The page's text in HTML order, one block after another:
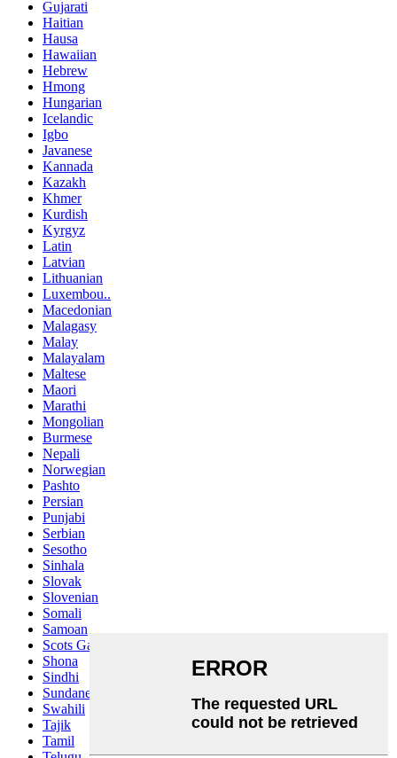
Gujarati
Haitian
Hausa
Hawaiian
Hebrew
Hmong
Hungarian
Icelandic
Igbo
Javanese
Kannada
Kazakh
Khmer
Kurdish
Kyrgyz
Latin
Latvian
Lithuanian
Luxembou..
Macedonian
Malagasy
Malay
Malayalam
Maltese
Maori
Marathi
Mongolian
Burmese
Nepali
Norwegian
Pashto
Persian
Punjabi
Serbian
Sesotho
Sinhala
Slovak
Slovenian
Somali
Samoan
Scots Gaelic
Shona
Sindhi
Sundanese
Swahili
Tajik
Tamil